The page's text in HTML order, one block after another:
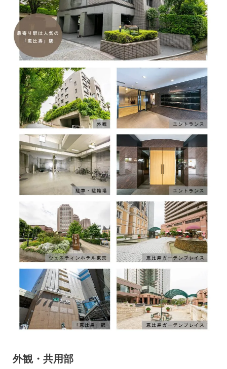
外観・共用部